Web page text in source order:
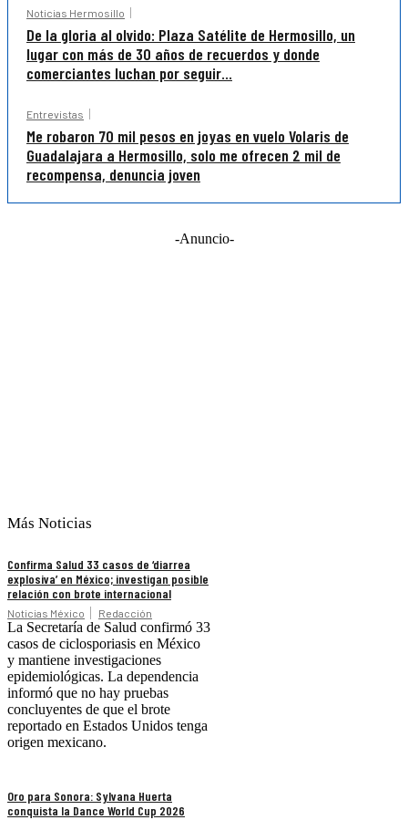
Noticias Hermosillo
De la gloria al olvido: Plaza Satélite de Hermosillo, un
lugar con más de 30 años de recuerdos y donde
comerciantes luchan por seguir...
Entrevistas
Me robaron 70 mil pesos en joyas en vuelo Volaris de
Guadalajara a Hermosillo, solo me ofrecen 2 mil de
recompensa, denuncia joven
-Anuncio-
Más Noticias
Confirma Salud 33 casos de ‘diarrea
explosiva’ en México; investigan posible
relación con brote internacional
Noticias México Redacción
La Secretaría de Salud confirmó 33
casos de ciclosporiasis en México
y mantiene investigaciones
epidemiológicas. La dependencia
informó que no hay pruebas
concluyentes de que el brote
reportado en Estados Unidos tenga
origen mexicano.
Oro para Sonora: Sylvana Huerta
conquista la Dance World Cup 2026